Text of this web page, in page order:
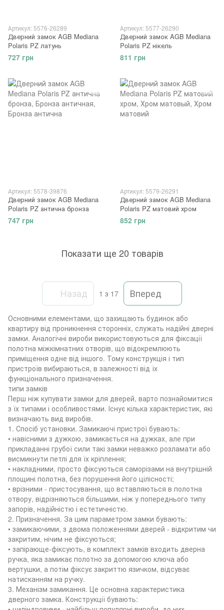
Артикул: 5576-26289
Дверний замок AGB Mediana
Polaris PZ латунь
727 грн
Артикул: 5577-26290
Дверний замок AGB Mediana
Polaris PZ нікель
811 грн
Артикул: 5578-39876
Дверний замок AGB Mediana
Polaris PZ антична бронза
747 грн
Артикул: 5579-26291
Дверний замок AGB Mediana
Polaris PZ матовий хром
852 грн
Показати ще 20 товарів
Назад 1 з 17 Вперед
Основними елементами, що захищають будинок або
квартиру від проникнення сторонніх, служать надійні дверні
замки. Аналогічні вироби використовуються для фіксації
полотна міжкімнатних отворів, що відокремлюють
приміщення одне від іншого. Тому конструкція і тип
пристроїв вибираються, в залежності від їх
функціонального призначення.
типи замків
Перш ніж купувати замки для дверей, варто познайомитися
з їх типами і особливостями. Існує кілька характеристик, які
визначають вид виробів.
1. Спосіб установки. Замикаючі пристрої бувають:
• навісними з дужкою, замикається на дужках, але при
прикладанні грубої сили такі замки неважко розламати або
висмикнути петлі для їх кріплення;
• накладними, просто фіксуються саморізами на внутрішній
площині полотна, без порушення його цілісності;
• врізними - пристосування, що вставляються в полотна
отвору, відрізняються більшими, ніж у попереднього типу
запорів, надійністю і естетичністю.
2. Призначення. За цим параметром замки бувають:
• замикаючими, з двома положеннями дверей - відкритим чи
закритим, нічим не фіксуються;
• запірающе-фіксують, в комплект замків входить дверна
ручка, яка замикає полотно за допомогою ключа або
вертушки, а потім фіксує закриттю язичком, відсуває
натисканням на ручку.
3. Механізм замикання. Це основна характеристика
дверного замка. Конструкції бувають: